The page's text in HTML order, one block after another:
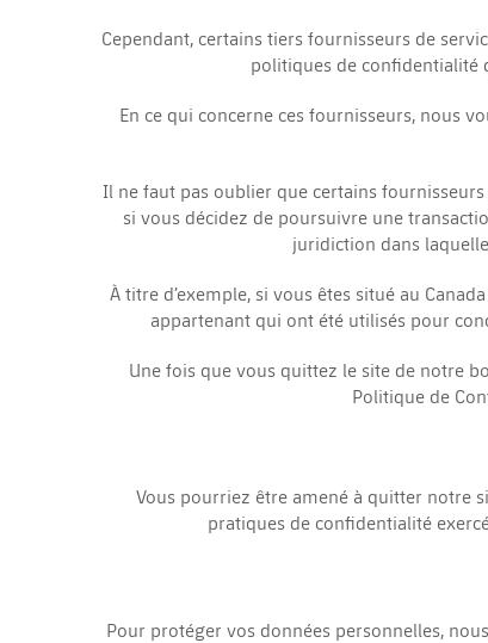
Cependant, certains tiers fournisseurs de
politiques de confidentialité
En ce qui concerne ces fournisseurs, nous
Il ne faut pas oublier que certains
si vous décidez de poursuivre une
juridiction dans
À titre d’exemple, si vous êtes situé au
appartenant qui ont été utilisés pour
Une fois que vous quittez le site de notre
Politique de
Vous pourriez être amené à quitter notre
pratiques de confidentialité
Pour protéger vos données personnelles,